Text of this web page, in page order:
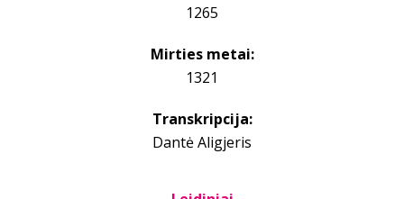
1265
Mirties metai:
1321
Transkripcija:
Dantė Aligjeris